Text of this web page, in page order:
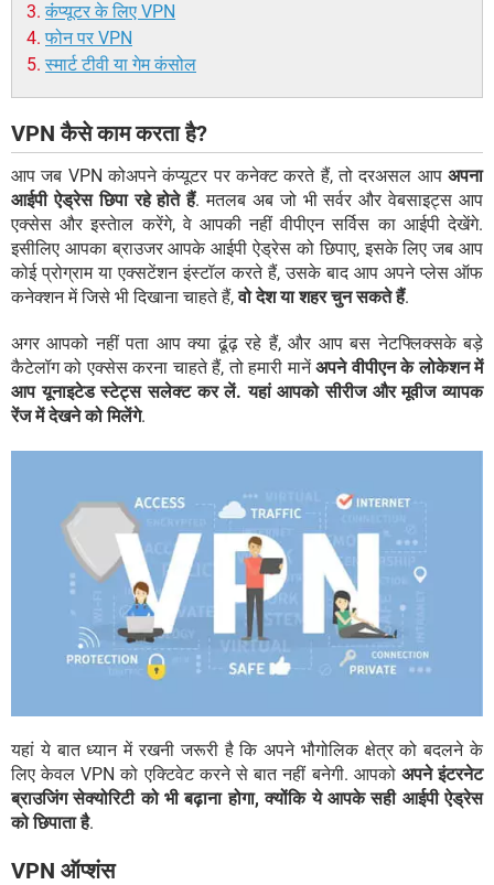
कंंप्यूटर के लिए VPN
फोन पर VPN
स्मार्ट टीवी या गेम कंसोल
VPN कैसे काम करता है?
आप जब VPN कोअपने कंप्यूटर पर कनेक्ट करते हैं, तो दरअसल आप अपना
आईपी ऐड्रेस छिपा रहे होते हैं. मतलब अब जो भी सर्वर और वेबसाइट्स आप
एक्सेस और इस्तेाल करेंगे, वे आपकी नहीं वीपीएन सर्विस का आईपी देखेंगे.
इसीलिए आपका ब्राउजर आपके आईपी ऐड्रेस को छिपाए, इसके लिए जब आप
कोई प्रोग्राम या एक्सटेंशन इंस्टॉल करते हैं, उसके बाद आप अपने प्लेस ऑफ
कनेक्शन में जिसे भी दिखाना चाहते हैं,वो देश या शहर चुन सकते हैं.
अगर आपको नहीं पता आप क्या ढूंढ़ रहे हैं, और आप बस नेटफ्लिक्सके बड़े
कैटेलॉग को एक्सेस करना चाहते हैं, तो हमारी मानेंअपने वीपीएन के लोकेशन में
आप यूनाइटेड स्टेट्स सलेक्ट कर लें. यहां आपको सीरीज और मूवीज व्यापक
रेंज में देखने को मिलेंगे.
यहां ये बात ध्यान में रखनी जरूरी है कि अपने भौगोलिक क्षेत्र को बदलने के
लिए केवल VPN को एक्टिवेट करने से बात नहीं बनेगी. आपको अपने इंटरनेट
ब्राउजिंग सेक्योरिटी को भी बढ़ाना होगा, क्योंकि ये आपके सही आईपी ऐड्रेस
को छिपाता है.
VPN ऑप्शंस